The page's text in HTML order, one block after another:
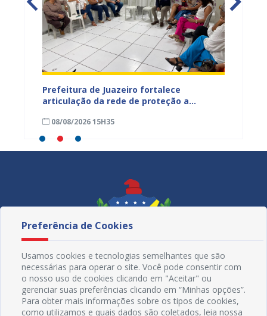
Prefeitura de Juazeiro fortalece
articulação da rede de proteção a
análoga à escravidão
08/08/2026 15H35
Preferência de Cookies
Usamos cookies e tecnologias semelhantes que são
necessárias para operar o site. Você pode consentir com
o nosso uso de cookies clicando em "Aceitar" ou
gerenciar suas preferências clicando em “Minhas opções”.
Para obter mais informações sobre os tipos de cookies,
como utilizamos e quais dados são coletados, leia nossa